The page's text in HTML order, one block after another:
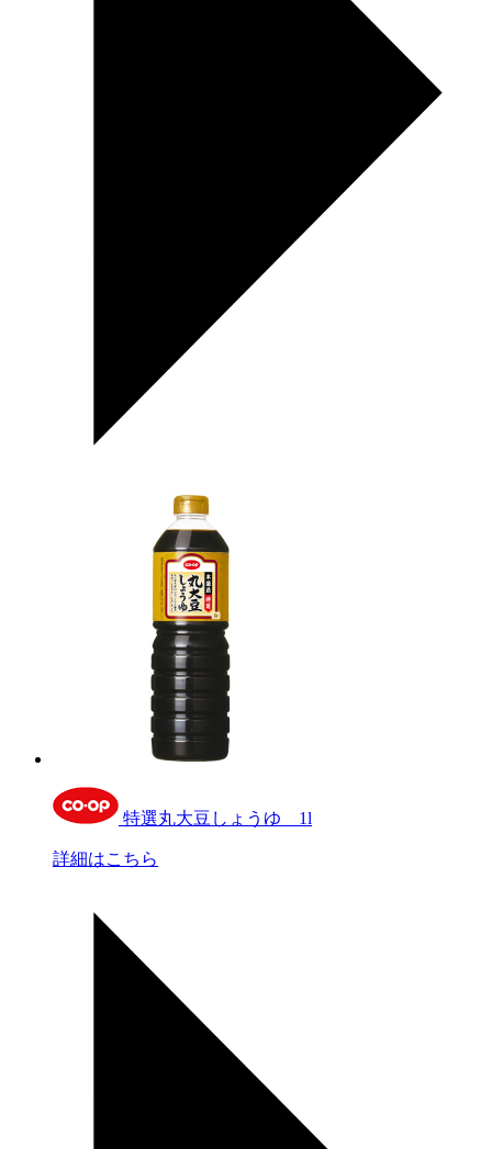
特選丸大豆しょうゆ 1l
詳細はこちら